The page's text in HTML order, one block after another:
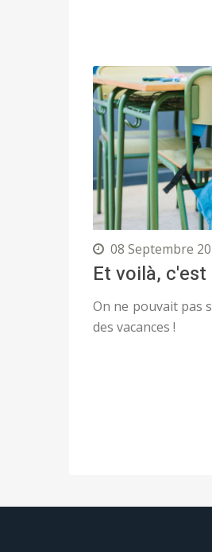
08 Septembre
Et voilà,
On ne pouvait pas
des vacances !